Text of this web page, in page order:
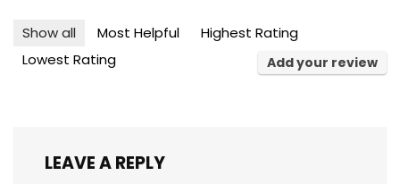
Show all Most Helpful
Highest Rating
Lowest Rating
Add your review
LEAVE A REPLY